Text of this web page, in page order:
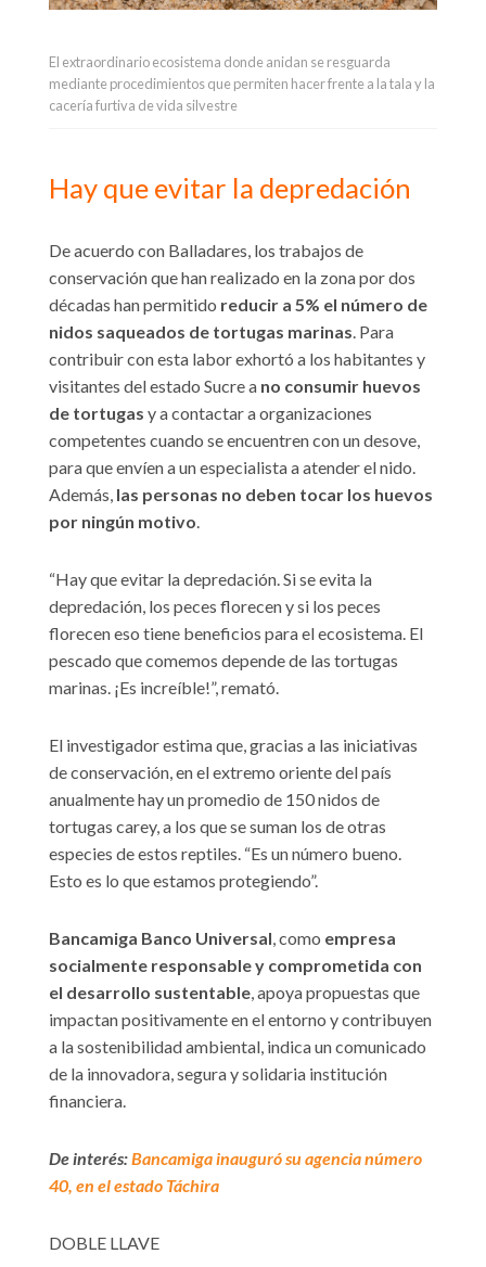
El extraordinario ecosistema donde anidan se resguarda
mediante procedimientos que permiten hacer frente a la tala y la
cacería furtiva de vida silvestre
Hay que evitar la depredación
De acuerdo con Balladares, los trabajos de
conservación que han realizado en la zona por dos
décadas han permitido reducir a 5% el número de
nidos saqueados de tortugas marinas. Para
contribuir con esta labor exhortó a los habitantes y
visitantes del estado Sucre a no consumir huevos
de tortugas y a contactar a organizaciones
competentes cuando se encuentren con un desove,
para que envíen a un especialista a atender el nido.
Además, las personas no deben tocar los huevos
por ningún motivo.
“Hay que evitar la depredación. Si se evita la
depredación, los peces florecen y si los peces
florecen eso tiene beneficios para el ecosistema. El
pescado que comemos depende de las tortugas
marinas. ¡Es increíble!”, remató.
El investigador estima que, gracias a las iniciativas
de conservación, en el extremo oriente del país
anualmente hay un promedio de 150 nidos de
tortugas carey, a los que se suman los de otras
especies de estos reptiles. “Es un número bueno.
Esto es lo que estamos protegiendo”.
Bancamiga Banco Universal, como empresa
socialmente responsable y comprometida con
el desarrollo sustentable, apoya propuestas que
impactan positivamente en el entorno y contribuyen
a la sostenibilidad ambiental, indica un comunicado
de la innovadora, segura y solidaria institución
financiera.
De interés:Bancamiga inauguró su agencia número
40, en el estado Táchira
DOBLE LLAVE